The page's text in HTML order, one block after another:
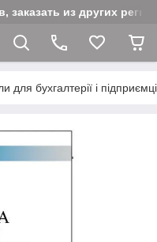
заказать из других
для бухгалтерії і